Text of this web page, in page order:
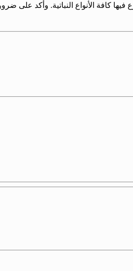
كافة الأنواع النباتية. وأكد على